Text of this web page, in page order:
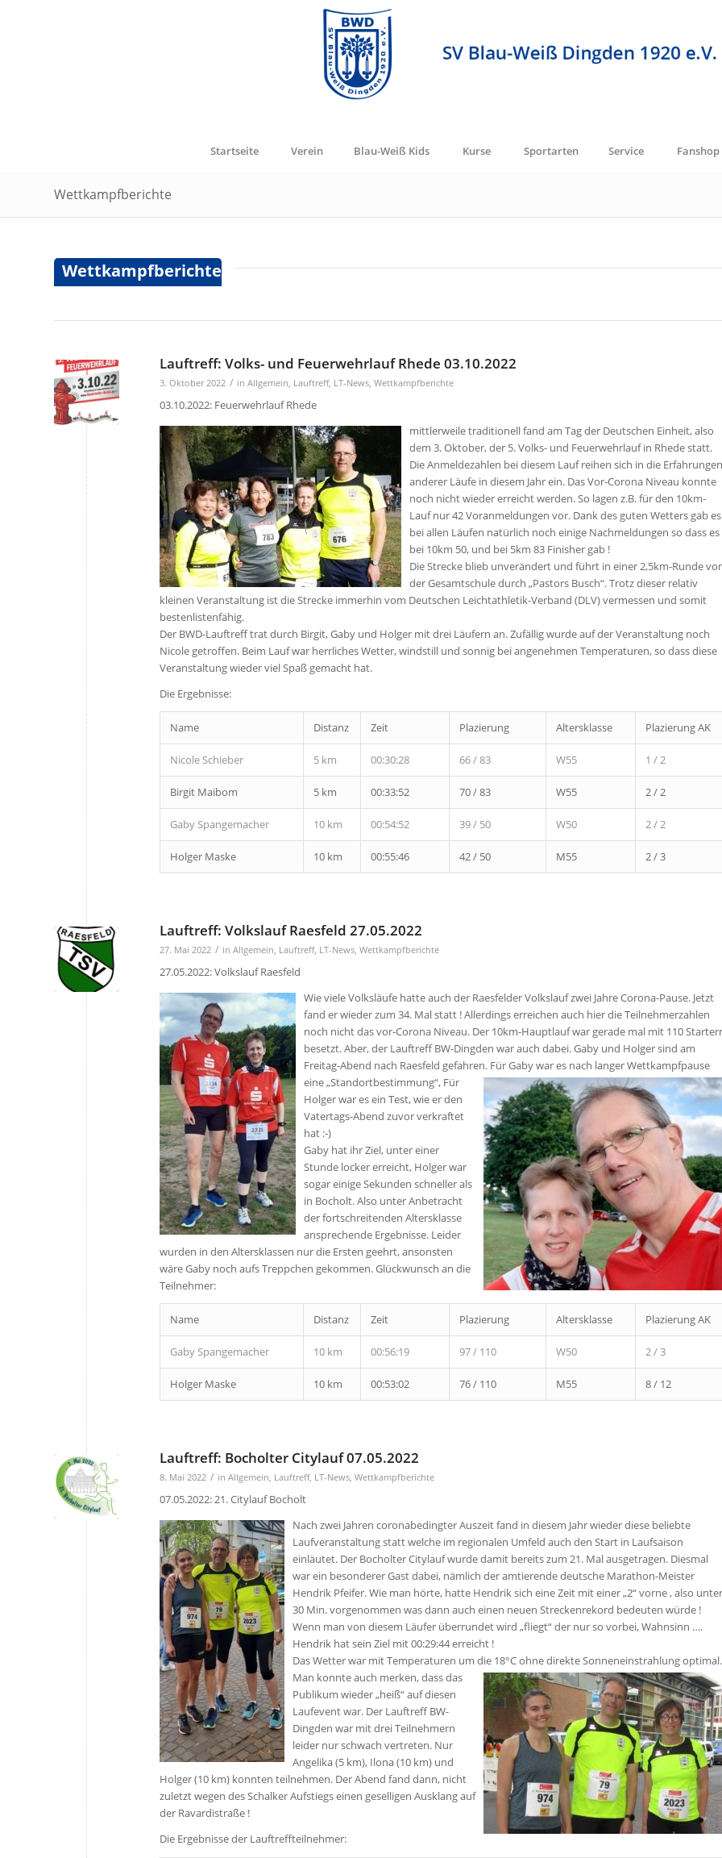
Startseite Verein Blau-Weiß Kids Kurse Sportarten Service Fanshop
Wettkampfberichte
Wettkampfberichte
Lauftreff: Volks- und Feuerwehrlauf Rhede 03.10.2022
3. Oktober 2022 / in Allgemein, Lauftreff, LT-News, Wettkampfberichte
03.10.2022: Feuerwehrlauf Rhede
mittlerweile traditionell fand am Tag der Deutschen Einheit, also
dem 3. Oktober, der 5. Volks- und Feuerwehrlauf in Rhede statt.
Die Anmeldezahlen bei diesem Lauf reihen sich in die Erfahrungen
anderer Läufe in diesem Jahr ein. Das Vor-Corona Niveau konnte
noch nicht wieder erreicht werden. So lagen z.B. für den 10km-
Lauf nur 42 Voranmeldungen vor. Dank des guten Wetters gab es
bei allen Läufen natürlich noch einige Nachmeldungen so dass es
bei 10km 50, und bei 5km 83 Finisher gab !
Die Strecke blieb unverändert und führt in einer 2,5km-Runde
der Gesamtschule durch „Pastors Busch“. Trotz dieser relativ
kleinen Veranstaltung ist die Strecke immerhin vom Deutschen Leichtathletik-Verband (DLV) vermessen und somit
bestenlistenfähig.
Der BWD-Lauftreff trat durch Birgit, Gaby und Holger mit drei Läufern an. Zufällig wurde auf der Veranstaltung noch
Nicole getroffen. Beim Lauf war herrliches Wetter, windstill und sonnig bei angenehmen Temperaturen, so dass diese
Veranstaltung wieder viel Spaß gemacht hat.
Die Ergebnisse:
Name Distanz Zeit Plazierung Altersklasse Plazierung AK
Nicole Schieber 5 km 00:30:28 66 / 83 W55 1 / 2
Birgit Maibom 5 km 00:33:52 70 / 83 W55 2 / 2
Gaby Spangemacher 10 km 00:54:52 39 / 50 W50 2 / 2
Holger Maske 10 km 00:55:46 42 / 50 M55 2 / 3
Lauftreff: Volkslauf Raesfeld 27.05.2022
27. Mai 2022 / in Allgemein, Lauftreff, LT-News, Wettkampfberichte
27.05.2022: Volkslauf Raesfeld
Wie viele Volksläufe hatte auch der Raesfelder Volkslauf zwei Jahre Corona-Pause. Jetzt
fand er wieder zum 34. Mal statt ! Allerdings erreichen auch hier die Teilnehmerzahlen
noch nicht das vor-Corona Niveau. Der 10km-Hauptlauf war gerade mal mit 110
besetzt. Aber, der Lauftreff BW-Dingden war auch dabei. Gaby und Holger sind am
Freitag-Abend nach Raesfeld gefahren. Für Gaby war es nach langer Wettkampfpause
eine„Standortbestimmung“, Für
Holger war es ein Test, wie er den
Vatertags-Abend zuvor verkraftet
hat :-)
Gaby hat ihr Ziel, unter einer
Stunde locker erreicht, Holger war
sogar einige Sekunden schneller als
in Bocholt. Also unter Anbetracht
der fortschreitenden Altersklasse
ansprechende Ergebnisse. Leider
wurden in den Altersklassen nur die Ersten geehrt, ansonsten
wäre Gaby noch aufs Treppchen gekommen. Glückwunsch an die
Teilnehmer:
Name Distanz Zeit Plazierung Altersklasse Plazierung AK
Gaby Spangemacher 10 km 00:56:19 97 / 110 W50 2 / 3
Holger Maske 10 km 00:53:02 76 / 110 M55 8 / 12
Lauftreff: Bocholter Citylauf 07.05.2022
8. Mai 2022 / in Allgemein, Lauftreff, LT-News, Wettkampfberichte
07.05.2022: 21. Citylauf Bocholt
Nach zwei Jahren coronabedingter Auszeit fand in diesem Jahr wieder diese beliebte
Laufveranstaltung statt welche im regionalen Umfeld auch den Start in Laufsaison
einläutet. Der Bocholter Citylauf wurde damit bereits zum 21. Mal ausgetragen. Diesmal
war ein besonderer Gast dabei, nämlich der amtierende deutsche Marathon-Meister
Hendrik Pfeifer. Wie man hörte, hatte Hendrik sich eine Zeit mit einer „2“ vorne , also unter
30 Min. vorgenommen was dann auch einen neuen Streckenrekord bedeuten würde !
Wenn man von diesem Läufer überrundet wird „fliegt“ der nur so vorbei, Wahnsinn ….
Hendrik hat sein Ziel mit 00:29:44 erreicht !
Das Wetter war mit Temperaturen um die 18°C ohne direkte Sonneneinstrahlung optimal.
Man konnte auch merken, dass das
Publikum wieder „heiß“ auf diesen
Laufevent war. Der Lauftreff BW-
Dingden war mit drei Teilnehmern
leider nur schwach vertreten. Nur
Angelika (5 km), Ilona (10 km) und
Holger (10 km) konnten teilnehmen. Der Abend fand dann, nicht
zuletzt wegen des Schalker Aufstiegs einen geselligen Ausklang auf
der Ravardistraße !
Die Ergebnisse der Lauftreffteilnehmer: